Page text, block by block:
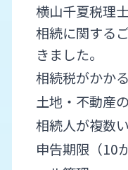
横山千夏税理
相続に関する
きました。
相続税がかか
土地・不動産
相続人が複数
申告期限（10